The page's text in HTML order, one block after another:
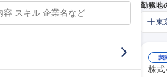
勤務地
東
契
株